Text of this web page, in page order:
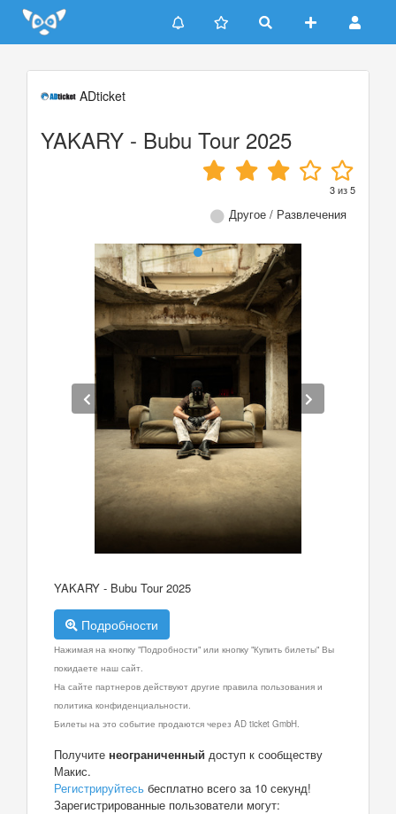
Update cookies preferences
ADticket
YAKARY - Bubu Tour 2025
3из5
Другое / Развлечения
YAKARY - Bubu Tour 2025
Подробности
Нажимая на кнопку "Подробности" или кнопку "Купить билеты" Вы
покидаете наш сайт.
На сайте партнеров действуют другие правила пользования и
политика конфиденциальности.
Билеты на это событие продаются через AD ticket GmbH.
Получите неограниченный доступ к сообществу
Макис.
Регистрируйтесь бесплатно всего за 10 секунд!
Зарегистрированные пользователи могут: